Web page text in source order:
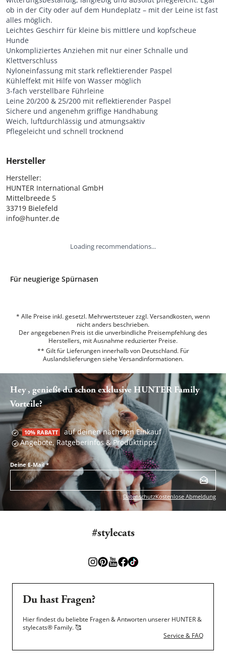
ob in der City oder auf dem Hundeplatz – mit der Leine ist fast
alles möglich.
Leichtes Geschirr für kleine bis mittlere und kopfscheue
Hunde
Unkompliziertes Anziehen mit nur einer Schnalle und
Klettverschluss
Nyloneinfassung mit stark reflektierender Paspel
Kühleffekt mit Hilfe von Wasser möglich
3-fach verstellbare Führleine
Leine 20/200 & 25/200 mit reflektierender Paspel
Sichere und angenehm griffige Handhabung
Weich, luftdurchlässig und atmungsaktiv
Pflegeleicht und schnell trocknend
Hersteller
Hersteller:
HUNTER International GmbH
Mittelbreede 5
33719 Bielefeld
info@hunter.de
Loading recommendations...
Für neugierige Spürnasen
* Alle Preise inkl. gesetzl. Mehrwertsteuer zzgl. Versandkosten, wenn
nicht anders beschrieben.
Der angegebenen Preis ist die unverbindliche Preisempfehlung des
Herstellers, mit Ausnahme reduzierter Preise.
** Gilt für Lieferungen innerhalb von Deutschland. Für
Auslandslieferungen siehe Versandinformationen.
Hey , genießt du schon exklusive HUNTER Family
Vorteile?
10% RABATT auf deinen nächsten Einkauf
Angebote, Ratgeberinfos & Produkttipps
Deine E-Mail*
DatenschutzKostenlose Abmeldung
#stylecats
Du hast Fragen?
Hier findest du beliebte Fragen & Antworten unserer HUNTER &
stylecats® Family.🥰
Service & FAQ